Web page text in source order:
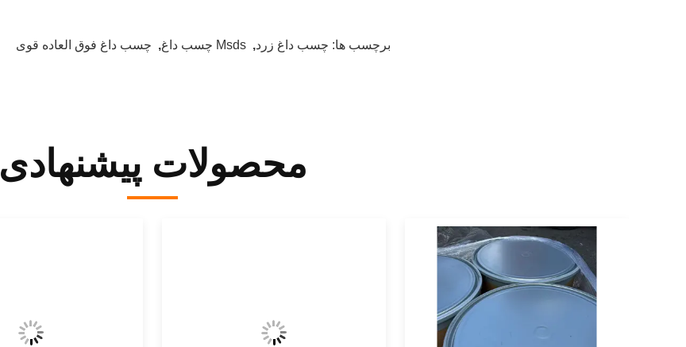
برچسب ها: چسب داغ زرد, Msds چسب داغ , چسب داغ فوق العاده قوی
محصولات پیشنهادی